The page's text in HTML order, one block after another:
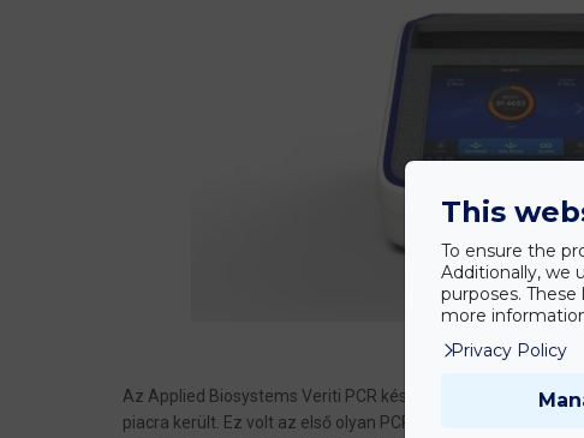
Az Applied Biosystems Veriti PCR készülék új mércét állított
piacra került. Ez volt az első olyan PCR készülék, amely
This
To ensure the
Additionally, we
purposes.
more
Privacy Policy